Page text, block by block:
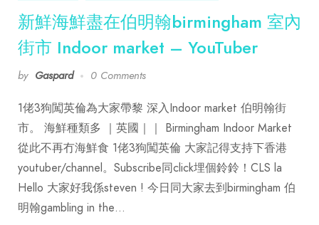
新鮮海鮮盡在伯明翰birmingham 室內
街市 Indoor market – YouTuber
by Gaspard 0 Comments
1佬3狗闖英倫為大家帶黎 深入Indoor market 伯明翰街
市。 海鮮種類多 ｜英國｜｜ Birmingham Indoor Market
從此不再冇海鮮食 1佬3狗闖英倫 大家記得支持下香港
youtuber/channel。Subscribe同click埋個鈴鈴！CLS la
Hello 大家好我係steven ! 今日同大家去到birmingham 伯
明翰gambling in the…